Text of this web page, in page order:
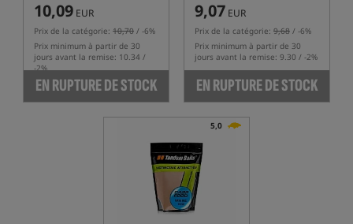
10,09 EUR
Prix de la catégorie: 10,70 / -6%
Prix minimum à partir de 30
jours avant la remise: 10.34 /
-2%
EN RUPTURE DE STOCK
9,07 EUR
Prix de la catégorie: 9,68 / -6%
Prix minimum à partir de 30
jours avant la remise: 9.30 / -2%
EN RUPTURE DE STOCK
5,0